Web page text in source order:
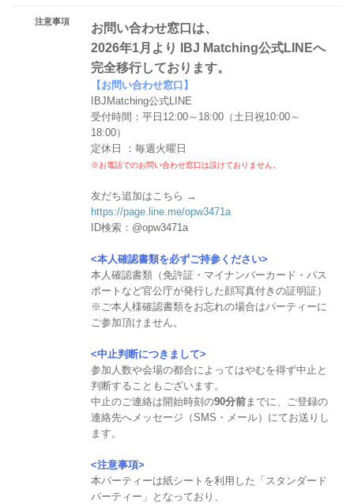
注意事項
お問い合わせ窓口は、
2026年1月より IBJ Matching公式LINEへ
完全移行しております。
【お問い合わせ窓口】
IBJMatching公式LINE
受付時間：平日12:00～18:00（土日祝10:00～
18:00）
定休日 ：毎週火曜日
※お電話でのお問い合わせ窓口は設けておりません。
友だち追加はこちら →
https://page.line.me/opw3471a
ID検索：@opw3471a
<本人確認書類を必ずご持参ください>
本人確認書類（免許証・マイナンバーカード・パス
ポートなど官公庁が発行した顔写真付きの証明証）
※ご本人様確認書類をお忘れの場合はパーティーに
ご参加頂けません。
<中止判断につきまして>
参加人数や会場の都合によってはやむを得ず中止と
判断することもございます。
中止のご連絡は開始時刻の90分前までに、ご登録の
連絡先へメッセージ（SMS・メール）にてお送りし
ます。
<注意事項>
本パーティーは紙シートを利用した「スタンダード
パーティー」となっており、